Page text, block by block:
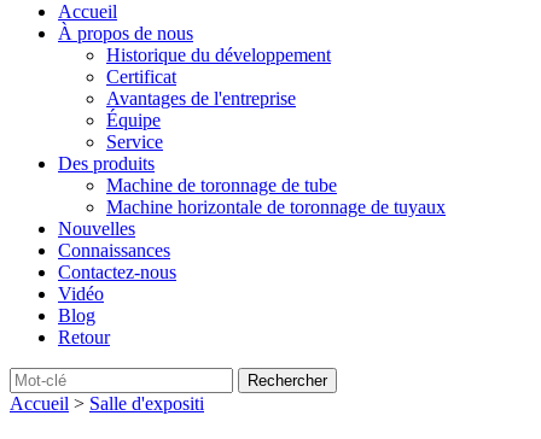
Accueil
À propos de nous
Historique du développement
Certificat
Avantages de l'entreprise
Équipe
Service
Des produits
Machine de toronnage de tube
Machine horizontale de toronnage de tuyaux
Nouvelles
Connaissances
Contactez-nous
Vidéo
Blog
Retour
Accueil > Salle d'expositi